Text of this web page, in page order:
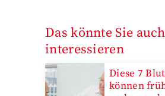
Das könnte Sie auch
interessieren
Diese 7
können